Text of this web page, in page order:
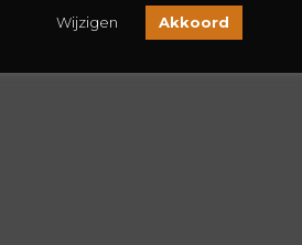
Wijzigen
Akkoord